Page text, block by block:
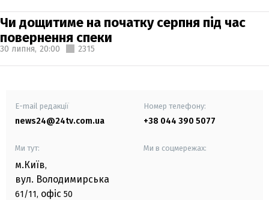
Чи дощитиме на початку серпня під час
повернення спеки
30 липня, 20:00 2315
E-mail редакції
news24@24tv.com.ua
Номер телефону:
+38 044 390 5077
Ми тут:
м.Київ,
вул. Володимирська
61/11, офіс 50
Ми в соцмережах: